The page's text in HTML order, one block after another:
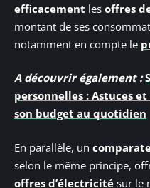
efficacement les offres
montant de ses
notamment en compte le
A découvrir également :
personnelles : Astuces
son budget au quotidien
En parallèle, un
selon le même principe,
offres d’électricité sur le